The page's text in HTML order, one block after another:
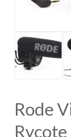
Rode
Rycote